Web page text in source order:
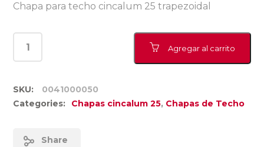
Chapa para techo cincalum 25 trapezoidal
Agregar al carrito
SKU:
0041000050
Categories:
Chapas cincalum 25, Chapas de Techo
Share